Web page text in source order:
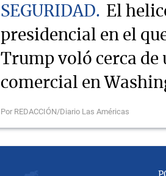
SEGURIDAD
El
presidencial en el
Trump voló cerca de
comercial en
Por REDACCIÓN/Diario Las Américas